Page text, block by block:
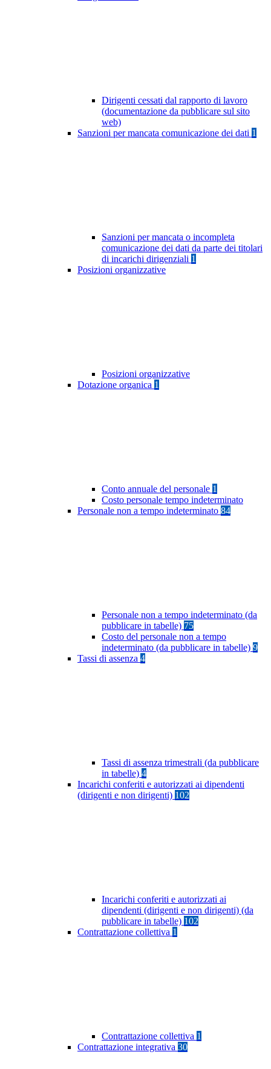
Dirigenti cessati dal rapporto di lavoro
(documentazione da pubblicare sul sito
web)
Sanzioni per mancata comunicazione dei dati 1
Sanzioni per mancata o incompleta
comunicazione dei dati da parte dei titolari
di incarichi dirigenziali 1
Posizioni organizzative
Posizioni organizzative
Dotazione organica 1
Conto annuale del personale 1
Costo personale tempo indeterminato
Personale non a tempo indeterminato 84
Personale non a tempo indeterminato (da
pubblicare in tabelle) 75
Costo del personale non a tempo
indeterminato (da pubblicare in tabelle) 9
Tassi di assenza 4
Tassi di assenza trimestrali (da pubblicare
in tabelle) 4
Incarichi conferiti e autorizzati ai dipendenti
(dirigenti e non dirigenti) 102
Incarichi conferiti e autorizzati ai
dipendenti (dirigenti e non dirigenti) (da
pubblicare in tabelle) 102
Contrattazione collettiva 1
Contrattazione collettiva 1
Contrattazione integrativa 30